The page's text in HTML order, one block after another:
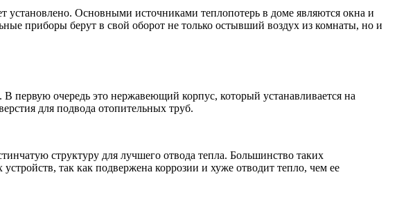
установлено. Основными источниками теплопотерь в доме являются окна и
приборы берут в свой оборот не только остывший воздух из комнаты, но и
первую очередь это нержавеющий корпус, который устанавливается на
для подвода отопительных труб.
структуру для лучшего отвода тепла. Большинство таких
так как подвержена коррозии и хуже отводит тепло, чем ее